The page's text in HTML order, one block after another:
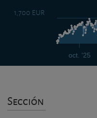
oct. '25
1,700 EUR
Sección